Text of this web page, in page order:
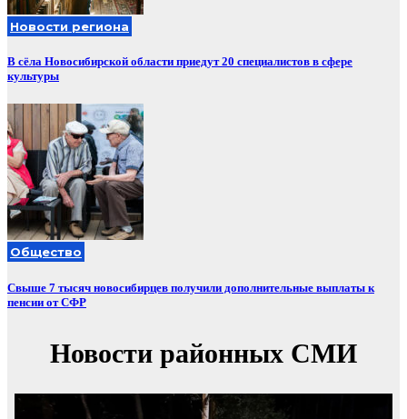
Новости региона
В сёла Новосибирской области приедут 20 специалистов в сфере
культуры
Общество
Свыше 7 тысяч новосибирцев получили дополнительные выплаты к
пенсии от СФР